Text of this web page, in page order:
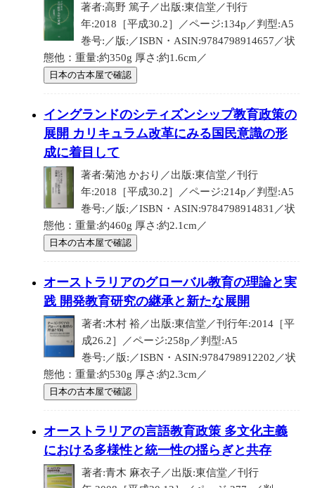
著者:高野 篤子／出版:東信堂／刊行
年:2018［平成30.2］／ページ:134p／判型:A5
巻号:／版:／ISBN・ASIN:9784798914657／状
態他：重量:約350g 厚さ:約1.6cm／
日本の古本屋で確認
イングランドのシティズンシップ教育政策の
展開 カリキュラム改革にみる国民意識の形
成に着目して
著者:菊池 かおり／出版:東信堂／刊行
年:2018［平成30.2］／ページ:214p／判型:A5
巻号:／版:／ISBN・ASIN:9784798914831／状
態他：重量:約460g 厚さ:約2.1cm／
日本の古本屋で確認
オーストラリアのグローバル教育の理論と実
践 開発教育研究の継承と新たな展開
著者:木村 裕／出版:東信堂／刊行年:2014［平
成26.2］／ページ:258p／判型:A5
巻号:／版:／ISBN・ASIN:9784798912202／状
態他：重量:約530g 厚さ:約2.3cm／
日本の古本屋で確認
オーストラリアの言語教育政策 多文化主義
における多様性と統一性の揺らぎと共存
著者:青木 麻衣子／出版:東信堂／刊行